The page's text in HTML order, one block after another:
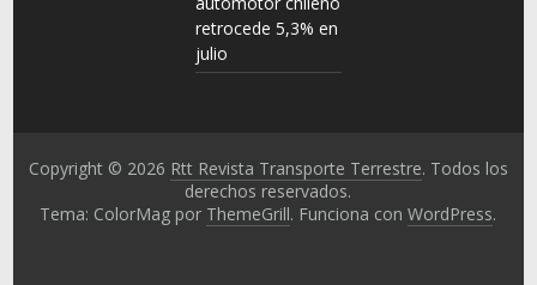
retrocede 5,3% en
julio
Copyright © 2026 Rtt Revista Transporte Terrestre. Todos los
derechos reservados.
Tema: ColorMag por ThemeGrill. Funciona conWordPress.